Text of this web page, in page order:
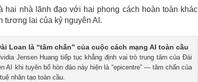
hai nhà lãnh đạo với hai phong cách hoàn toàn khác
tương lai của kỷ nguyên AI.
Loan là “tâm chấn” của cuộc cách mạng AI toàn cầu
Jensen Huang tiếp tục khẳng định vai trò trung tâm của Đài
AI khi tuyên bố hòn đảo này hiện là “epicentre” — tâm chấn của
nhân tạo toàn cầu.